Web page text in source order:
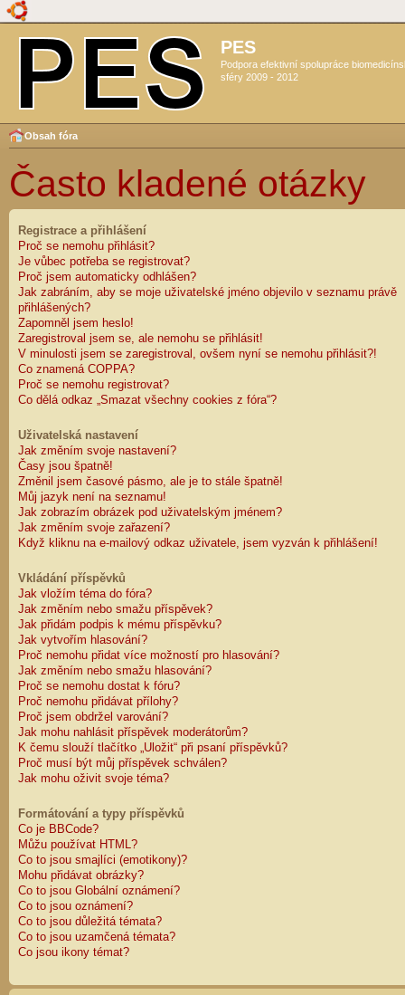
PES
Podpora efektivní spolupráce
sféry 2009 - 2012
Obsah fóra
Často kladené otázky
Registrace a přihlášení
Proč se nemohu přihlásit?
Je vůbec potřeba se registrovat?
Proč jsem automaticky odhlášen?
Jak zabráním, aby se moje uživatelské jméno objevilo v seznamu právě
přihlášených?
Zapomněl jsem heslo!
Zaregistroval jsem se, ale nemohu se přihlásit!
V minulosti jsem se zaregistroval, ovšem nyní se nemohu přihlásit?!
Co znamená COPPA?
Proč se nemohu registrovat?
Co dělá odkaz „Smazat všechny cookies z fóra“?
Uživatelská nastavení
Jak změním svoje nastavení?
Časy jsou špatně!
Změnil jsem časové pásmo, ale je to stále špatně!
Můj jazyk není na seznamu!
Jak zobrazím obrázek pod uživatelským jménem?
Jak změním svoje zařazení?
Když kliknu na e-mailový odkaz uživatele, jsem vyzván k přihlášení!
Vkládání příspěvků
Jak vložím téma do fóra?
Jak změním nebo smažu příspěvek?
Jak přidám podpis k mému příspěvku?
Jak vytvořím hlasování?
Proč nemohu přidat více možností pro hlasování?
Jak změním nebo smažu hlasování?
Proč se nemohu dostat k fóru?
Proč nemohu přidávat přílohy?
Proč jsem obdržel varování?
Jak mohu nahlásit příspěvek moderátorům?
K čemu slouží tlačítko „Uložit“ při psaní příspěvků?
Proč musí být můj příspěvek schválen?
Jak mohu oživit svoje téma?
Formátování a typy příspěvků
Co je BBCode?
Můžu používat HTML?
Co to jsou smajlíci (emotikony)?
Mohu přidávat obrázky?
Co to jsou Globální oznámení?
Co to jsou oznámení?
Co to jsou důležitá témata?
Co to jsou uzamčená témata?
Co jsou ikony témat?